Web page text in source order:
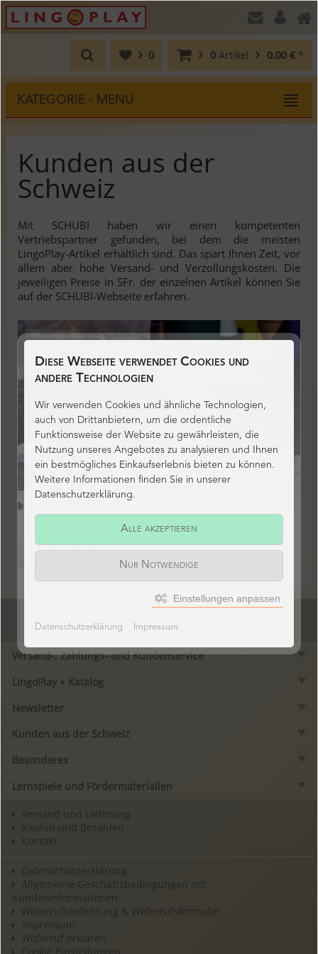
0 Artikel 0,00 € *
0
KATEGORIE - MENU
Kunden aus der
Schweiz
Mit SCHUBI haben wir einen kompetenten
Vertriebspartner gefunden, bei dem die meisten
LingoPlay-Artikel erhältlich sind. Das spart Ihnen Zeit, vor
allem aber hohe Versand- und Verzollungskosten. Die
jeweiligen Preise in SFr. der einzelnen Artikel können Sie
auf der SCHUBI-Webseite erfahren.
Zurück
Versand-, Zahlungs- und Kundenservice
LingoPlay + Katalog
Newsletter
Kunden aus der Schweiz
Besonderes
Lernspiele und Fördermaterialien
Versand und Lieferung
Kaufen und Bezahlen
Kontakt
Datenschutzerklärung
Allgemeine Geschäftsbedingungen mit
Kundeninformationen
Widerrufsbelehrung & Widerrufsformular
Impressum
Widerruf erklären
Diese Webseite verwendet Cookies und
andere Technologien
Wir verwenden Cookies und ähnliche Technologien,
auch von Drittanbietern, um die ordentliche
Funktionsweise der Website zu gewährleisten, die
Nutzung unseres Angebotes zu analysieren und Ihnen
ein bestmögliches Einkaufserlebnis bieten zu können.
Weitere Informationen finden Sie in unserer
Datenschutzerklärung.
Alle akzeptieren
Nur Notwendige
Einstellungen anpassen
Datenschutzerklärung Impressum